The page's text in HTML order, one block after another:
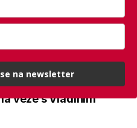
mirovina:
veze s Vladinim'
na newsletter